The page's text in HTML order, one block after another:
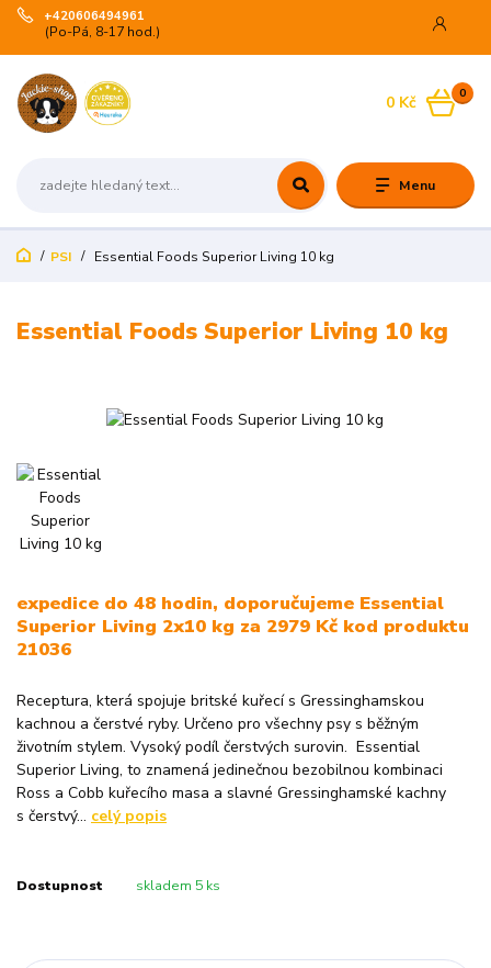
Menu
+420606494961
(Po-Pá, 8-17 hod.)
0
0 Kč
PSI Essential Foods Superior Living 10 kg
Essential Foods Superior Living 10 kg
expedice do 48 hodin, doporučujeme Essential
Superior Living 2x10 kg za 2979 Kč kod produktu
21036
Receptura, která spojuje britské kuřecí s Gressinghamskou
kachnou a čerstvé ryby. Určeno pro všechny psy s běžným
životním stylem. Vysoký podíl čerstvých surovin. Essential
Superior Living, to znamená jedinečnou bezobilnou kombinaci
Ross a Cobb kuřecího masa a slavné Gressinghamské kachny
s čerstvý... celý popis
Dostupnost skladem 5 ks